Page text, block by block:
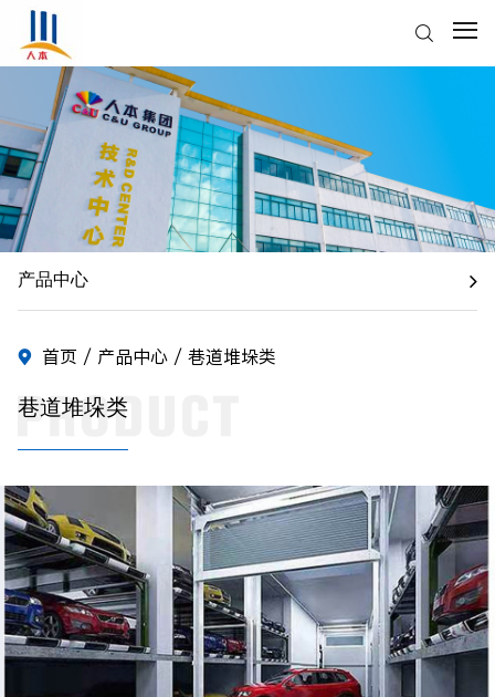
产品中心
首页 / 产品中心 / 巷道堆垛类
巷道堆垛类